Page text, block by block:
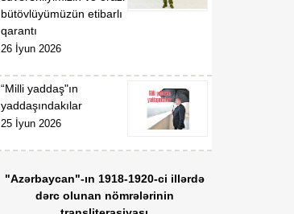
bütövlüyümüzün etibarlı
qarantı
26 İyun 2026
“Milli yaddaş"ın
yaddaşındakılar
25 İyun 2026
"Azərbaycan"-ın 1918-1920-ci illərdə
dərc olunan nömrələrinin